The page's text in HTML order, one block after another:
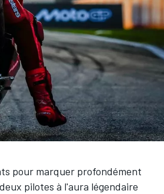
pour marquer profondément
pilotes à l'aura légendaire